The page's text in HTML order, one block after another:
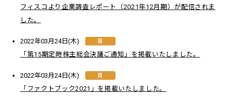
フィスコより企業調査レポート（2021年12月期）が配信されま
した。
2022年03月24日(木) IR
「第15期定時株主総会決議ご通知」を掲載いたしました。
2022年03月24日(木) IR
「ファクトブック2021」を掲載いたしました。